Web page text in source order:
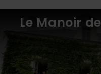
Le Manoir